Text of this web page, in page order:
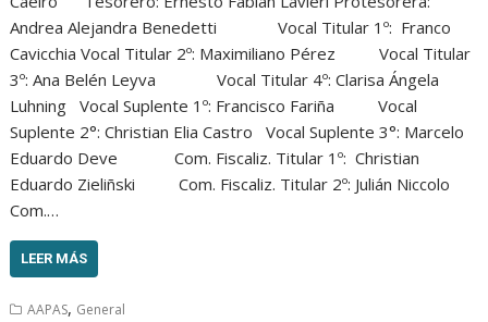
Andrea Alejandra Benedetti Vocal Titular 1º: Franco
Cavicchia Vocal Titular 2º: Maximiliano Pérez Vocal Titular
3º: Ana Belén Leyva Vocal Titular 4º: Clarisa Ángela
Luhning Vocal Suplente 1º: Francisco Fariña Vocal
Suplente 2°: Christian Elia Castro Vocal Suplente 3°: Marcelo
Eduardo Deve Com. Fiscaliz. Titular 1º: Christian
Eduardo Zieliñski Com. Fiscaliz. Titular 2º: Julián Niccolo
Com.…
LEER MÁS
AAPAS, General